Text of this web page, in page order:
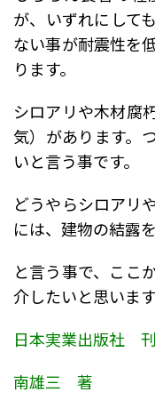
が、いずれにして
ない事が耐震性を
ります。
シロアリや木材腐
気）があります。
いと言う事です。
どうやらシロアリ
には、建物の結露
と言う事で、ここ
介したいと思います
日本実業出版社 刊
南雄三 著